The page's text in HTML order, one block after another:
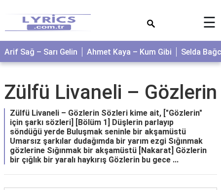
☰
Arif Sağ – Sarı Gelin Ahmet Kaya – Kum Gibi Selda
Zülfü Livaneli – Gözlerin
Zülfü Livaneli – Gözlerin Sözleri kime ait, ["Gözlerin"
için şarkı sözleri] [Bölüm 1] Düşlerin parlayıp
söndüğü yerde Buluşmak seninle bir akşamüstü
Umarsız şarkılar dudağımda bir yarım ezgi Sığınmak
gözlerine Sığınmak bir akşamüstü [Nakarat] Gözlerin
bir çığlık bir yaralı haykırış Gözlerin bu gece ...